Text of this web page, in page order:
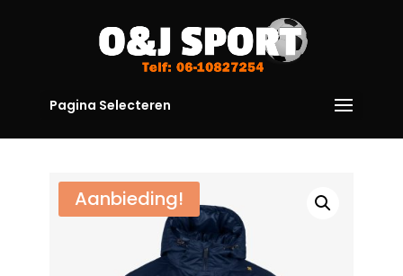
Pagina Selecteren
Aanbieding!